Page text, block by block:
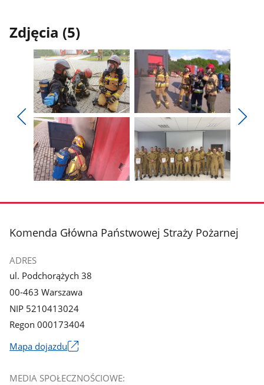
Zdjęcia (5)
Pokaż
poprzednie
zdjęcia
Pokaż
zdjęcie
1
z
galerii.
Pokaż
zdjęcie
2
z
galerii.
zdjęcie
galerii.
zdjęcie
galerii.
stopka
Komenda Główna Państwowej Straży Pożarnej
ADRES
ul. Podchorążych 38
00-463 Warszawa
NIP 5210413024
Regon 000173404
Mapa dojazdu
MEDIA SPOŁECZNOŚCIOWE: